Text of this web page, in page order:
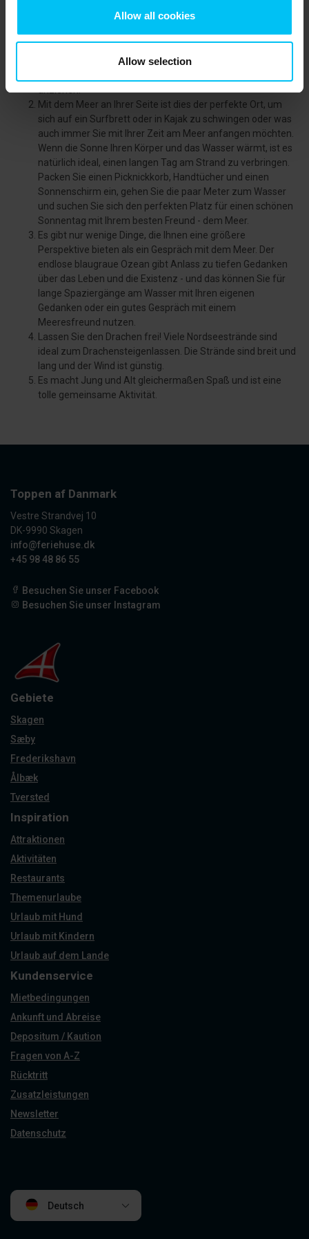
Allow all cookies
Allow selection
Katzensprung vom Meer entfernt ist, können Sie im
Sommer wie im Winter schnell und einfach ein Bad im Meer
anziehen!
Mit dem Meer an Ihrer Seite ist dies der perfekte Ort, um
sich auf ein Surfbrett oder in Kajak zu schwingen oder was
auch immer Sie mit Ihrer Zeit am Meer anfangen möchten.
Wenn die Sonne Ihren Körper und das Wasser wärmt, ist es
natürlich ideal, einen langen Tag am Strand zu verbringen.
Packen Sie einen Picknickkorb, Handtücher und einen
Sonnenschirm ein, gehen Sie die paar Meter zum Wasser
und suchen Sie sich den perfekten Platz für einen schönen
Sonnentag mit Ihrem besten Freund - dem Meer.
Es gibt nur wenige Dinge, die Ihnen eine größere
Perspektive bieten als ein Gespräch mit dem Meer. Der
endlose blaugraue Ozean gibt Anlass zu tiefen Gedanken
über das Leben und die Existenz - und das können Sie für
lange Spaziergänge am Wasser mit Ihren eigenen
Gedanken oder ein gutes Gespräch mit einem
Meeresfreund nutzen.
Lassen Sie den Drachen frei! Viele Nordseestrände sind
ideal zum Drachensteigenlassen. Die Strände sind breit und
lang und der Wind ist günstig.
Es macht Jung und Alt gleichermaßen Spaß und ist eine
tolle gemeinsame Aktivität.
Toppen af Danmark
Vestre Strandvej 10
DK-9990 Skagen
info@feriehuse.dk
+45 98 48 86 55
Besuchen Sie unser Facebook
Besuchen Sie unser Instagram
Gebiete
Skagen
Sæby
Frederikshavn
Ålbæk
Tversted
Inspiration
Attraktionen
Aktivitäten
Restaurants
Themenurlaube
Urlaub mit Hund
Urlaub mit Kindern
Urlaub auf dem Lande
Kundenservice
Mietbedingungen
Ankunft und Abreise
Depositum / Kaution
Fragen von A-Z
Rücktritt
Zusatzleistungen
Newsletter
Datenschutz
Deutsch